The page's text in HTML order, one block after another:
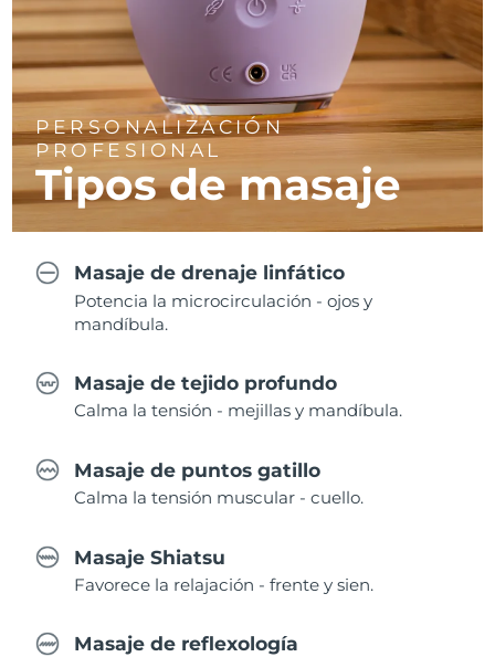
PERSONALIZACIÓN
PROFESIONAL
Tipos de masaje
Masaje de drenaje linfático
Potencia la microcirculación - ojos y
mandíbula.
Masaje de tejido profundo
Calma la tensión - mejillas y mandíbula.
Masaje de puntos gatillo
Calma la tensión muscular - cuello.
Masaje Shiatsu
Favorece la relajación - frente y sien.
Masaje de reflexología